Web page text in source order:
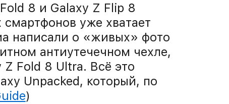
8 и Galaxy Z Flip 8
уже хватает
написали о «живых» фото
антиутечечном чехле,
Fold 8 Ultra. Всё это
Unpacked, который, по
)